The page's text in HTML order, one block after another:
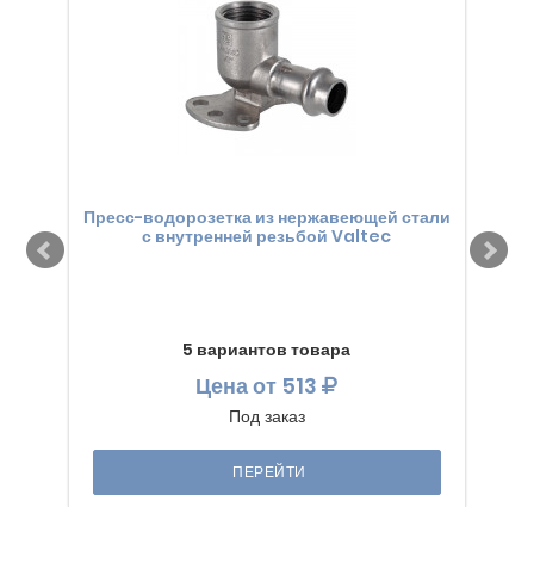
Пресс-водорозетка из нержавеющей стали
с внутренней резьбой Valtec
5 вариантов товара
Ценаот 513
Под заказ
ПЕРЕЙТИ